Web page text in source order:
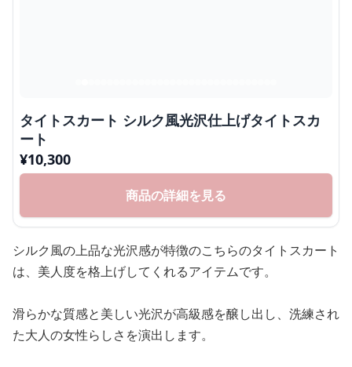
タイトスカート シルク風光沢仕上げタイトスカ
ート
¥10,300
商品の詳細を見る
シルク風の上品な光沢感が特徴のこちらのタイトスカート
は、美人度を格上げしてくれるアイテムです。
滑らかな質感と美しい光沢が高級感を醸し出し、洗練され
た大人の女性らしさを演出します。